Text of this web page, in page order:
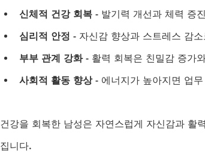
신체적 건강 회복 - 발기력 개선과 체력 증
심리적 안정 - 자신감 향상과 스트레스 감
부부 관계 강화 - 활력 회복은 친밀감 증가
사회적 활동 향상 - 에너지가 높아지면 업
건강을 회복한 남성은 자연스럽게 자신감과 활
집니다.